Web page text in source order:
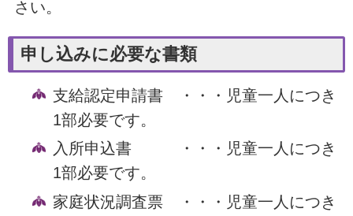
さい。
申し込みに必要な書類
支給認定申請書 ・・・児童一人につき
1部必要です。
入所申込書 ・・・児童一人につき
1部必要です。
家庭状況調査票 ・・・児童一人につき